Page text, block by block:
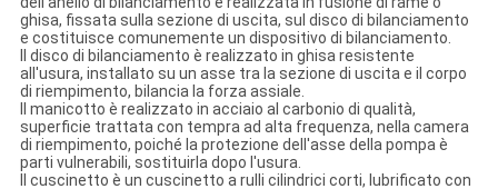
ghisa, fissata sulla sezione di uscita, sul disco di bilanciamento
e costituisce comunemente un dispositivo di bilanciamento.
Il disco di bilanciamento è realizzato in ghisa resistente
all'usura, installato su un asse tra la sezione di uscita e il corpo
di riempimento, bilancia la forza assiale.
Il manicotto è realizzato in acciaio al carbonio di qualità,
superficie trattata con tempra ad alta frequenza, nella camera
di riempimento, poiché la protezione dell'asse della pompa è
parti vulnerabili, sostituirla dopo l'usura.
Il cuscinetto è un cuscinetto a rulli cilindrici corti, lubrificato con